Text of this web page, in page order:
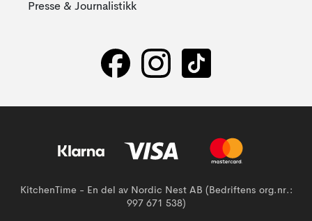
Presse & Journalistikk
KitchenTime - En del av Nordic Nest AB (Bedriftens org.nr.:
997 671 538)